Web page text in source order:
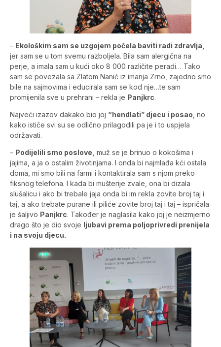
– Ekološkim sam se uzgojem počela baviti radi zdravlja,
jer sam se u tom svemu razboljela. Bila sam alergična na
perje, a imala sam u kući oko 8 000 različite peradi… Tako
sam se povezala sa Zlatom Nanić iz imanja Zrno, zajedno smo
bile na sajmovima i educirala sam se kod nje…te sam
promijenila sve u prehrani – rekla je Panjkrc.
Najveći izazov dakako bio joj “hendlati” djecu i posao , no
kako ističe svi su se odlično prilagodili pa je i to uspjela
održavati.
– Podijelili smo poslove, muž se je brinuo o kokošima i
jajima, a ja o ostalim životinjama. I onda bi najmlađa kći ostala
doma, mi smo bili na farmi i kontaktirala sam s njom preko
fiksnog telefona. I kada bi mušterije zvale, ona bi dizala
slušalicu i ako bi trebale jaja onda bi im rekla zovite broj taj i
taj, a ako trebate purane ili piliće zovite broj taj i taj – ispričala
je šaljivo Panjkrc. Također je naglasila kako joj je neizmjerno
drago što je dio svoje ljubavi prema poljoprivredi prenijela
i na svoju djecu.